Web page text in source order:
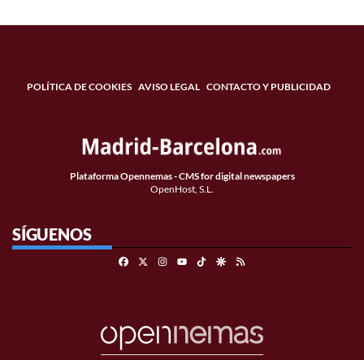
POLÍTICA DE COOKIES AVISO LEGAL CONTACTO Y PUBLICIDAD
Plataforma Opennemas - CMS for digital newspapers
OpenHost, S.L.
SÍGUENOS
FacebookInstagramTikTokGoogle Discover